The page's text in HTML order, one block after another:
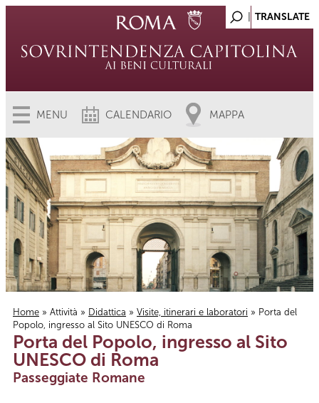
MENU CALENDARIO MAPPA
Tu sei qui
Home » Attività » Didattica » Visite, itinerari e laboratori » Porta del
Popolo, ingresso al Sito UNESCO di Roma
Porta del Popolo, ingresso al Sito
UNESCO di Roma
Passeggiate Romane